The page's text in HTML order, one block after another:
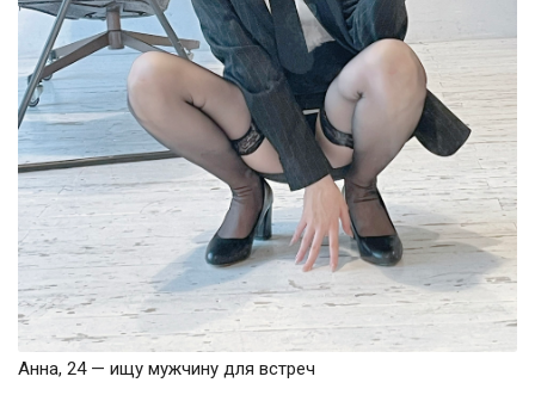
Анна, 24 — ищу мужчину для встреч